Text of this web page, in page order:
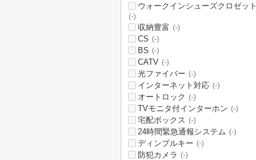
ウォークインシューズクロゼット
(-)
収納豊富 (-)
CS (-)
BS (-)
CATV (-)
光ファイバー (-)
インターネット対応 (-)
オートロック (-)
TVモニタ付インターホン (-)
宅配ボックス (-)
24時間緊急通報システム (-)
ディンプルキー (-)
防犯カメラ (-)